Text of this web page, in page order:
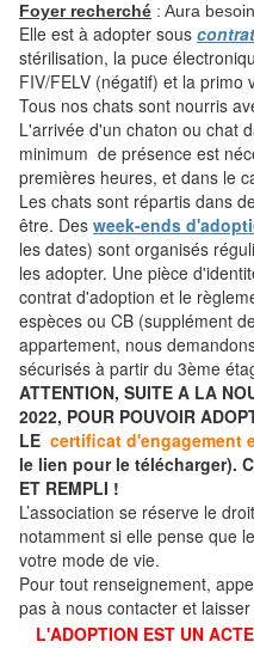
Foyer recherché : Aura
Elle est à adopter sous
stérilisation, la puce
FIV/FELV (négatif) et la primo
Tous nos chats sont nourris
L'arrivée d'un chaton ou chat
minimum de présence est
premières heures, et dans le
Les chats sont répartis dans
être. Des week-ends
les dates) sont organisés
les adopter. Une pièce
contrat d'adoption et le
espèces ou CB (supplément
appartement, nous
sécurisés à partir du 3ème
ATTENTION, SUITE A LA
2022, POUR POUVOIR
LE certificat d'engagement
le lien pour le télécharger).
ET REMPLI !
L’association se réserve le
notamment si elle pense que
votre mode de vie.
Pour tout renseignement,
pas à nous contacter et
L'ADOPTION EST UN